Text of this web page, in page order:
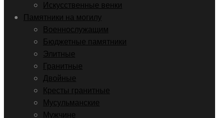
Искусственные венки
Памятники на могилу
Военнослужащим
Бюджетные памятники
Элитные
Гранитные
Двойные
Кресты гранитные
Мусульманские
Мужчине